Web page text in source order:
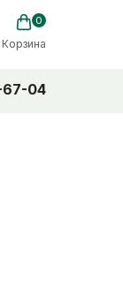
0
Корзина
67-04